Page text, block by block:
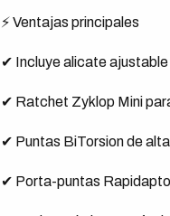
⚡ Ventajas principales
✔ Incluye alicate
✔ Ratchet Zyklop Mini
✔ Puntas BiTorsion de
✔ Porta-puntas